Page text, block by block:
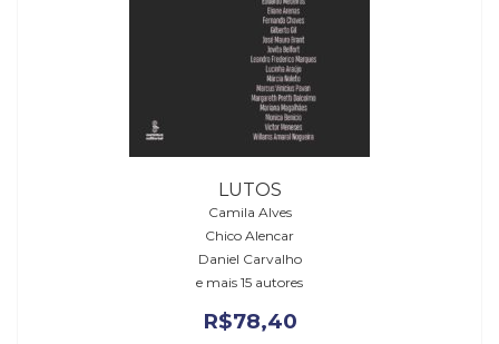
LUTOS
Camila Alves
Chico Alencar
Daniel Carvalho
e mais 15 autores
R$78,40